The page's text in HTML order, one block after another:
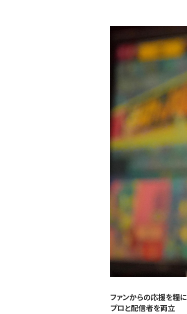
ファンからの応援を糧に
プロと配信者を両立